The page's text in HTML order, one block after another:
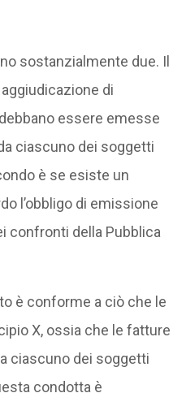
sostanzialmente due. Il
di
essere emesse
ciascuno dei soggetti
è se esiste un
l’obbligo di emissione
confronti della Pubblica
è conforme a ciò che le
X, ossia che le fatture
ciascuno dei soggetti
condotta è